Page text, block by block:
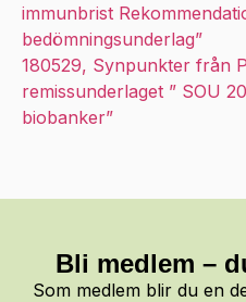
immunbrist
bedömningsunderlag”
180529, Synpunkter från
remissunderlaget ” SOU
biobanker”
Bli medlem –
Som medlem blir du en